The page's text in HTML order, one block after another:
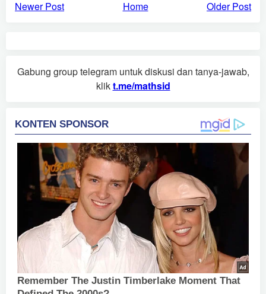
Newer Post Older Post
Home
Gabung group telegram untuk diskusi dan tanya-jawab,
klikt.me/mathsid